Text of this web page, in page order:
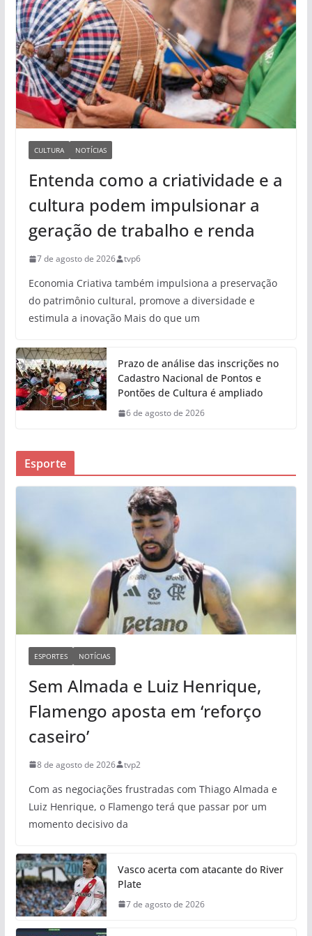
CULTURA NOTÍCIAS
Entenda como a criatividade e a
cultura podem impulsionar a
geração de trabalho e renda
7 de agosto de 2026 tvp6
Economia Criativa também impulsiona a preservação
do patrimônio cultural, promove a diversidade e
estimula a inovação Mais do que um
Prazo de análise das inscrições no
Cadastro Nacional de Pontos e
Pontões de Cultura é ampliado
6 de agosto de 2026
Esporte
ESPORTES NOTÍCIAS
Sem Almada e Luiz Henrique,
Flamengo aposta em ‘reforço
caseiro’
8 de agosto de 2026 tvp2
Com as negociações frustradas com Thiago Almada e
Luiz Henrique, o Flamengo terá que passar por um
momento decisivo da
Vasco acerta com atacante do River
Plate
7 de agosto de 2026